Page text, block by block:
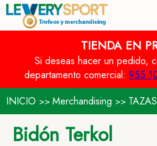
TIENDA EN
Si deseas hacer un pedido,
departamento comercial: 955
INICIO >> Merchandising >>
Bidón Terkol